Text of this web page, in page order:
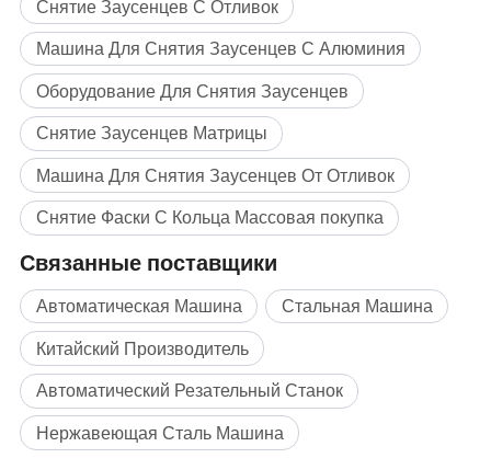
Снятие Заусенцев С Отливок
Машина Для Снятия Заусенцев С Алюминия
Оборудование Для Снятия Заусенцев
Снятие Заусенцев Матрицы
Машина Для Снятия Заусенцев От Отливок
Снятие Фаски С Кольца Массовая покупка
Связанные поставщики
Автоматическая Машина
Стальная Машина
Китайский Производитель
Автоматический Резательный Станок
Нержавеющая Сталь Машина